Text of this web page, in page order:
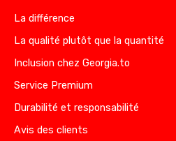
La différence
La qualité plutôt que la quantité
Inclusion chez Georgia.to
Service Premium
Durabilité et responsabilité
Avis des clients